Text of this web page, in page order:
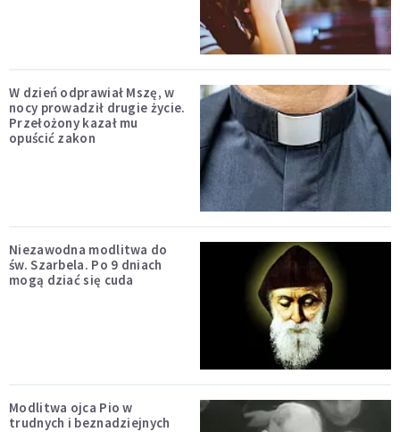
W dzień odprawiał Mszę, w
nocy prowadził drugie życie.
Przełożony kazał mu
opuścić zakon
Niezawodna modlitwa do
św. Szarbela. Po 9 dniach
mogą dziać się cuda
Modlitwa ojca Pio w
trudnych i beznadziejnych